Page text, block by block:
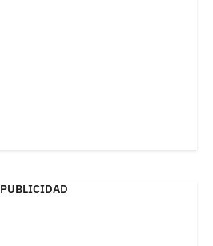
PUBLICIDAD